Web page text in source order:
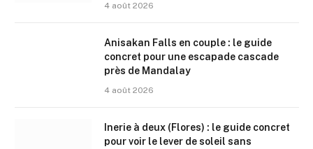
4 août 2026
Anisakan Falls en couple : le guide
concret pour une escapade cascade
près de Mandalay
4 août 2026
Inerie à deux (Flores) : le guide concret
pour voir le lever de soleil sans